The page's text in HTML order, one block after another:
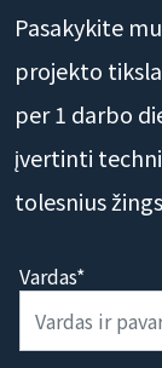
Pasakykite
projekto
per 1 darbo
įvertinti
tolesnius
Vardas*